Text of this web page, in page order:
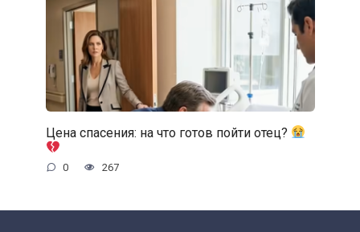
Цена спасения: на что готов пойти отец?
0 267